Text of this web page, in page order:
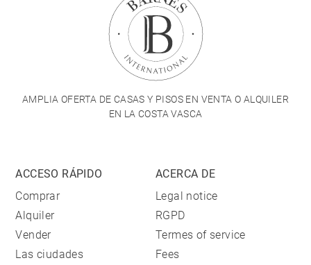
AMPLIA OFERTA DE CASAS Y PISOS EN VENTA O ALQUILER
EN LA COSTA VASCA
ACCESO RÁPIDO
Comprar
Alquiler
Vender
Las ciudades
ACERCA DE
Legal notice
RGPD
Termes of service
Fees